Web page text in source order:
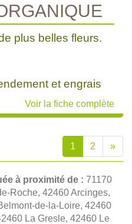
plus belles fleurs.
et engrais
Voir la fiche complète
1 2 »
à proximité de : 71170
Roche, 42460 Arcinges,
de-la-Loire, 42460
La Gresle, 42460 Le